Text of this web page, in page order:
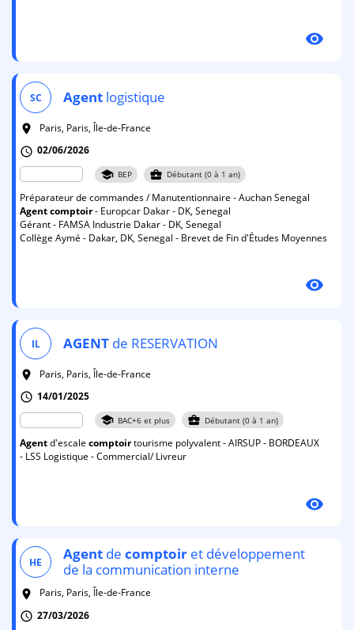
visibility
SC Agent logistique
room
Paris, Paris, Île-de-France
schedule 02/06/2026
school BEP business_center Débutant (0 à 1 an)
Préparateur de commandes / Manutentionnaire - Auchan Senegal
Agentcomptoir- Europcar Dakar - DK, Senegal
Gérant - FAMSA Industrie Dakar - DK, Senegal
Collège Aymé - Dakar, DK, Senegal - Brevet de Fin d'Études Moyennes
visibility
IL AGENT de RESERVATION
room
Paris, Paris, Île-de-France
schedule 14/01/2025
school BAC+6 et plus business_center Débutant (0 à 1 an)
Agentd'escale comptoirtourisme polyvalent - AIRSUP - BORDEAUX
- LSS Logistique - Commercial/ Livreur
visibility
HE Agent de comptoir et développement
de la communication interne
room
Paris, Paris, Île-de-France
schedule 27/03/2026